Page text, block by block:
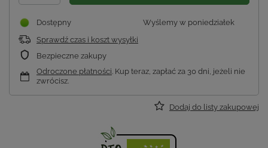
Wyślemy w poniedziałek
Dostępny
Sprawdź czas i koszt wysyłki
Bezpieczne zakupy
Odroczone płatności. Kup teraz, zapłać za 30 dni, jeżeli nie
zwrócisz.
Dodaj do listy zakupowej